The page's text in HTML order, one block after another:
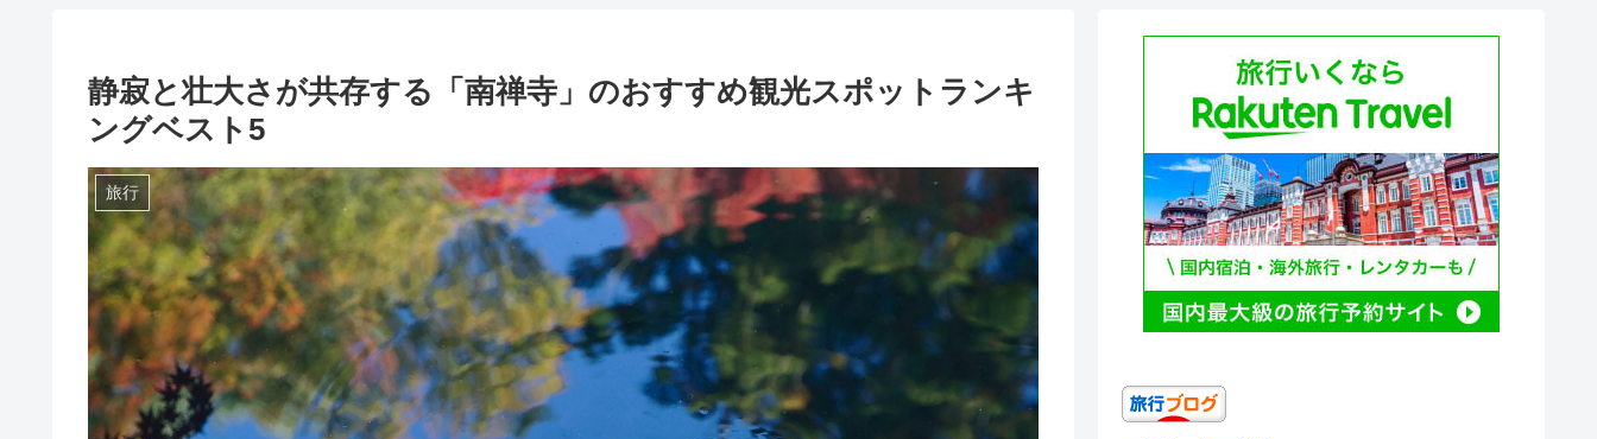
静寂と壮大さが共存する「南禅寺」のおすすめ観光スポットランキ
ングベスト5
旅行